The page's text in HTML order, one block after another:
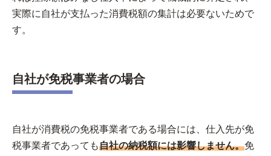
実際に自社が支払った消費税額の集計は必要ないためで
す。
自社が免税事業者の場合
自社が消費税の免税事業者である場合には、仕入先が免
税事業者であっても自社の納税額には影響しません。免